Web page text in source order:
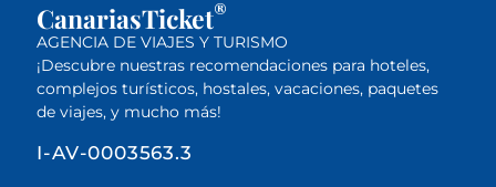
CanariasTicket®
AGENCIA DE VIAJES Y TURISMO
¡Descubre nuestras recomendaciones para hoteles,
complejos turísticos, hostales, vacaciones, paquetes
de viajes, y mucho más!
I-AV-0003563.3